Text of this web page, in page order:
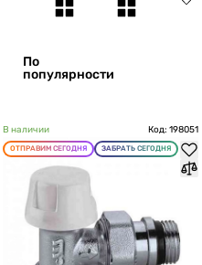
По
популярности
В наличии Код: 198051
ОТПРАВИМ СЕГОДНЯ ЗАБРАТЬ СЕГОДНЯ